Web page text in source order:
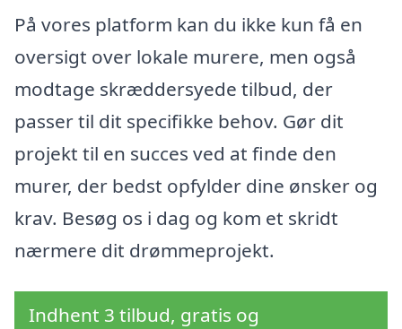
På vores platform kan du ikke kun få en
oversigt over lokale murere, men også
modtage skræddersyede tilbud, der
passer til dit specifikke behov. Gør dit
projekt til en succes ved at finde den
murer, der bedst opfylder dine ønsker og
krav. Besøg os i dag og kom et skridt
nærmere dit drømmeprojekt.
Indhent 3 tilbud, gratis og